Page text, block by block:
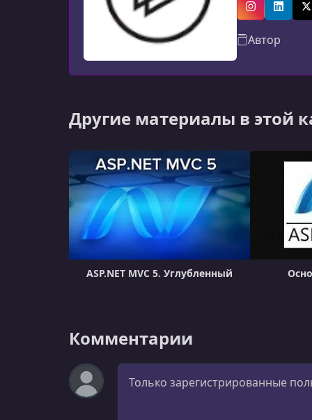
Instagram
Автор
Другие материалы в этой
ASP.NET MVC 5. Углубленный
Комментарии
Комментарий